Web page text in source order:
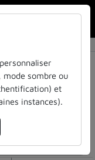
vidéo Wheel
mode sombre ou
et
instances).